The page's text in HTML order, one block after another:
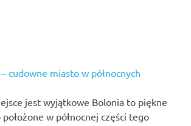
cudowne miasto w północnych
jest wyjątkowe Bolonia to piękne
w północnej części tego